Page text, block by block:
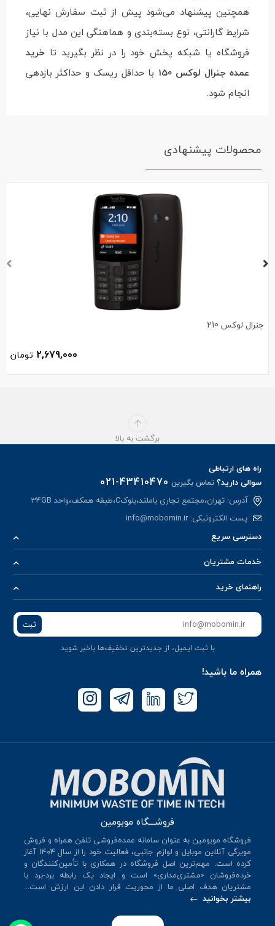
همچنین پیشنهاد می‌شود پیش از ثبت سفارش نهایی،
شرایط گارانتی، نوع بسته‌بندی و هماهنگی این مدل با نیاز
فروشگاه یا شبکه پخش خود را در نظر بگیرید تا خرید
عمده جنرال لوکس 150
با حداقل ریسک و حداکثر بازدهی
انجام شود.
محصولات پیشنهادی
جنرال لوکس 210
2,679,000 تومان
برگشت به بالا
راه های ارتباطی
سوالی دارید؟تماس بگیرین 021-43410470
آدرس: تهران،مجتمع تجاری باملند،بلوکC،طبقه همکف،واحد 34GB
پست الکترونیکی:info@mobomin.ir
دسترسی سریع
خدمات مشتریان
راهنمای خرید
ثبت
با ثبت ایمیل، از جدید‌ترین تخفیف‌ها با‌خبر شوید
همراه ما باشید!
فروشـــگاه موبومین
فروشگاه موبومین به عنوان سامانه عمده‌فروشی تلفن همراه و فروش
مویرگی آنلاین موبایل و لوازم جانبی، فعالیت خود را از سال 140۴ آغاز
کرده است. مهم‌ترین اصل فروشگاه در همکاری با تأمین‌کنندگان و
خرده‌فروشان «مشتری‌مداری» است و ایجاد یک رابطه برد-برد با
مشتریان هدف اصلی ما از محوریت قرار دادن این ارزش است...
بیشتر بخوانید